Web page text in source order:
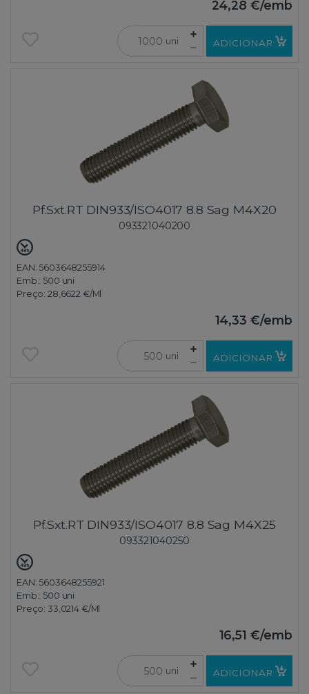
24,28 €/emb
uni ADICIONAR
Pf.Sxt.RT DIN933/ISO4017 8.8 Sag M4X20
093321040200
EAN: 5603648255914
Emb.:500 uni
Preço: 28,6622 €/Ml
14,33 €/emb
uni ADICIONAR
Pf.Sxt.RT DIN933/ISO4017 8.8 Sag M4X25
093321040250
EAN: 5603648255921
Emb.:500 uni
Preço: 33,0214 €/Ml
16,51 €/emb
uni ADICIONAR